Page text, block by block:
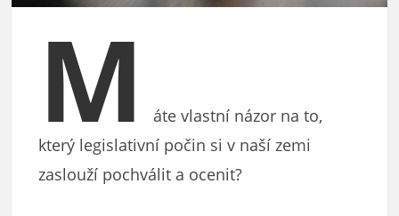
M
áte vlastní názor na to,
který legislativní počin si v naší zemi
zaslouží pochválit a ocenit?